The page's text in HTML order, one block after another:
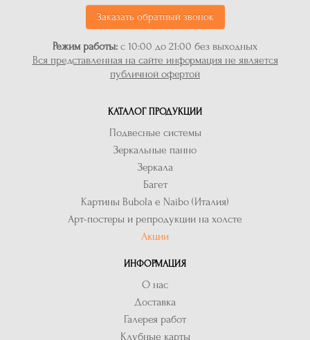
Заказать обратный звонок
Режим работы: с 10:00 до 21:00 без выходных
Вся представленная на сайте информация не является
публичной офертой
КАТАЛОГ ПРОДУКЦИИ
Подвесные системы
Зеркальные панно
Зеркала
Багет
Картины Bubola e Naibo (Италия)
Арт-постеры и репродукции на холсте
Акции
ИНФОРМАЦИЯ
О нас
Доставка
Галерея работ
Клубные карты